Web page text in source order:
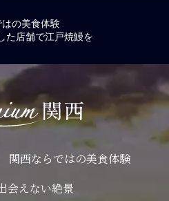
の美食体験
た店舗で江戸焼鰻を
関西ならではの美食体験
会えない絶景